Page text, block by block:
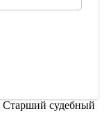
Старший судебный